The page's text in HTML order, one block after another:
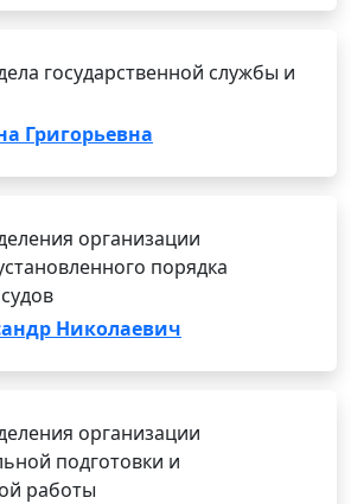
государственной службы и
Григорьевна
организации
порядка
Николаевич
организации
подготовки и
работы